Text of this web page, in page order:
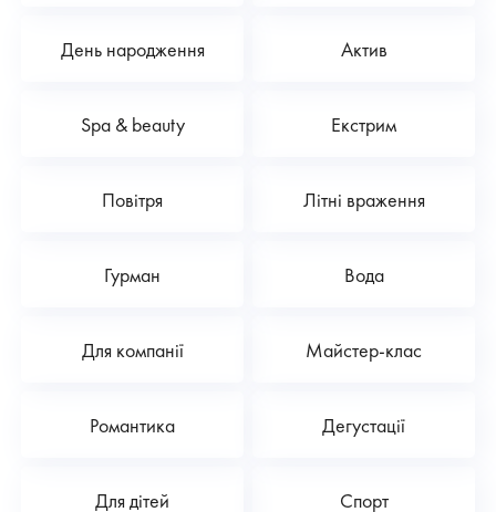
День народження Актив
Spa & beauty Екстрим
Повітря Літні враження
Гурман Вода
Для компанії Майстер-клас
Романтика Дегустації
Для дітей Спорт